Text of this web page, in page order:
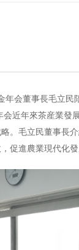
会董事長毛立民
近年來茶産業發
。毛立民董事長
促進農業現代化發